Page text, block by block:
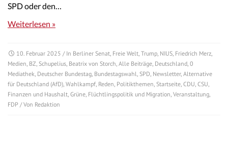
SPD oder den…
Weiterlesen »
10. Februar 2025 / In Berliner Senat Freie Welt Trump NIUS Friedrich Merz
Medien BZ Schupelius Beatrix von Storch Alle Beiträge Deutschland 0
Mediathek Deutscher Bundestag Bundestagswahl SPD Newsletter, Alternative
für Deutschland (AfD) Wahlkampf Reden Politikthemen Startseite CDU CSU
Finanzen und Haushalt Grüne Flüchtlingspolitik und Migration Veranstaltung
FDP / Von Redaktion